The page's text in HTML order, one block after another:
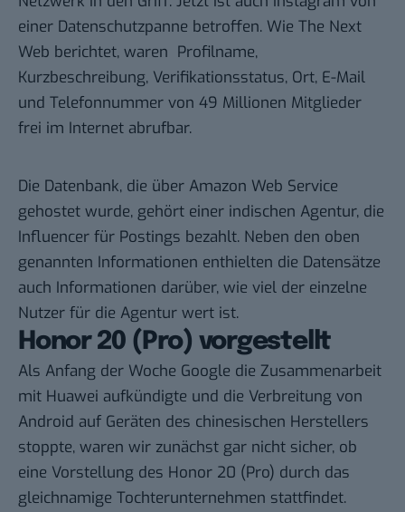
einer Datenschutzpanne betroffen. Wie The Next
Web berichtet, waren Profilname,
Kurzbeschreibung, Verifikationsstatus, Ort, E-Mail
und Telefonnummer von 49 Millionen Mitglieder
frei im Internet abrufbar.
Die Datenbank, die über Amazon Web Service
gehostet wurde, gehört einer indischen Agentur, die
Influencer für Postings bezahlt. Neben den oben
genannten Informationen enthielten die Datensätze
auch Informationen darüber, wie viel der einzelne
Nutzer für die Agentur wert ist.
Honor 20 (Pro) vorgestellt
Als Anfang der Woche Google die Zusammenarbeit
mit Huawei aufkündigte und die Verbreitung von
Android auf Geräten des chinesischen Herstellers
stoppte, waren wir zunächst gar nicht sicher, ob
eine Vorstellung des Honor 20 (Pro) durch das
gleichnamige Tochterunternehmen stattfindet.